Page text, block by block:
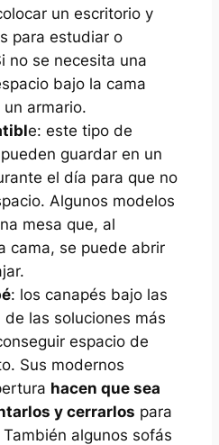
un escritorio y
para estudiar o
no se necesita una
bajo la cama
armario.
e: este tipo de
guardar en un
el día para que no
Algunos modelos
mesa que, al
cama, se puede abrir
: los canapés bajo las
las soluciones más
espacio de
Sus modernos
hacen que sea
y cerrarlos para
algunos sofás